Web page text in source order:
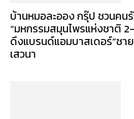
บ้านหมอละออง กรุ๊ป ชวนค
“มหกรรมสมุนไพรแห่งชาติ
ดึงแบรนด์แอมบาสเดอร์”ชา
เสวนา